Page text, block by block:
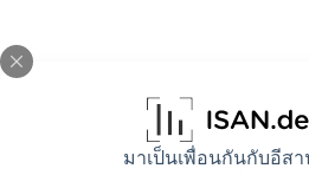
มาเป็นเพื่อนกันกับอีสา
วัคซีนพื้นฐานสำหรับเด็กไทย (EPI)
แต่ละตัวดีอย่างไร